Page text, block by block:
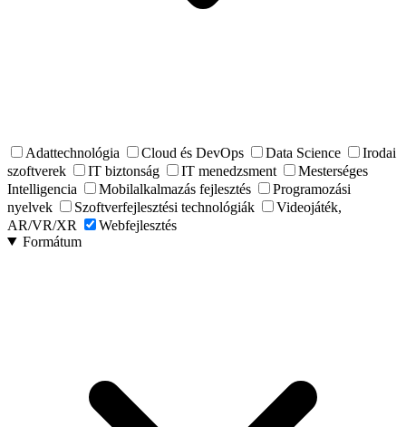
Adattechnológia Cloud és DevOps Data Science
Irodai
szoftverek
IT biztonság IT menedzsment
Mesterséges
Intelligencia
Mobilalkalmazás fejlesztés
Programozási
nyelvek
Szoftverfejlesztési technológiák
Videojáték,
AR/VR/XR
Webfejlesztés
Formátum